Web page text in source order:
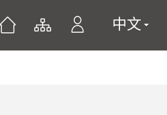
閉主選單 中文